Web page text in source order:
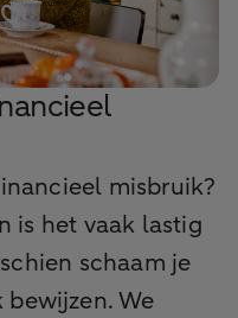
misbruik?
is het vaak lastig
schaam je
We